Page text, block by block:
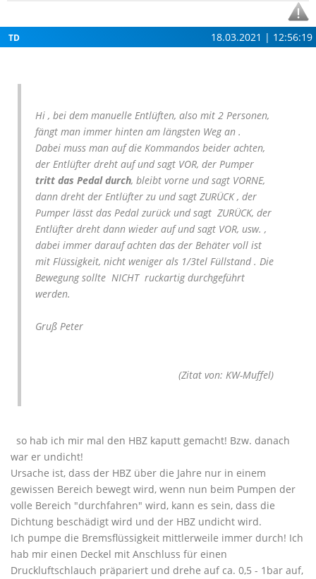
TD 18.03.2021 | 12:56:19
Hi , bei dem manuelle Entlüften, also mit 2 Personen,
fängt man immer hinten am längsten Weg an .
Dabei muss man auf die Kommandos beider achten,
der Entlüfter dreht auf und sagt VOR, der Pumper
tritt das Pedal durch, bleibt vorne und sagt VORNE,
dann dreht der Entlüfter zu und sagt ZURÜCK , der
Pumper lässt das Pedal zurück und sagt ZURÜCK, der
Entlüfter dreht dann wieder auf und sagt VOR, usw. ,
dabei immer darauf achten das der Behäter voll ist
mit Flüssigkeit, nicht weniger als 1/3tel Füllstand . Die
Bewegung sollte NICHT ruckartig durchgeführt
werden.
Gruß Peter
(Zitat von: KW-Muffel)
so hab ich mir mal den HBZ kaputt gemacht! Bzw. danach
war er undicht!
Ursache ist, dass der HBZ über die Jahre nur in einem
gewissen Bereich bewegt wird, wenn nun beim Pumpen der
volle Bereich "durchfahren" wird, kann es sein, dass die
Dichtung beschädigt wird und der HBZ undicht wird.
Ich pumpe die Bremsflüssigkeit mittlerweile immer durch! Ich
hab mir einen Deckel mit Anschluss für einen
Druckluftschlauch präpariert und drehe auf ca. 0,5 - 1bar auf,